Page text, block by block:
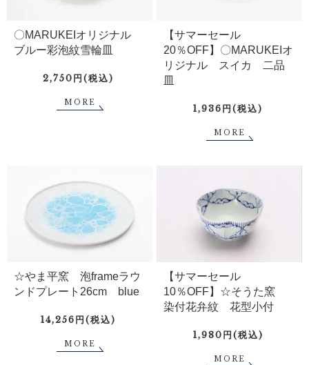
〇MARUKEIオリジナル
ブルー彩泡紋雪輪皿
2,750円(税込)
MORE
【サマーセール
20％OFF】〇MARUKEIオ
リジナル スイカ 二品
皿
1,936円(税込)
MORE
☆やま平窯 泡frameラウ
ンドプレート26cm blue
14,256円(税込)
MORE
【サマーセール
10％OFF】☆そうた窯
染付花弁紋 花型小付
1,980円(税込)
MORE